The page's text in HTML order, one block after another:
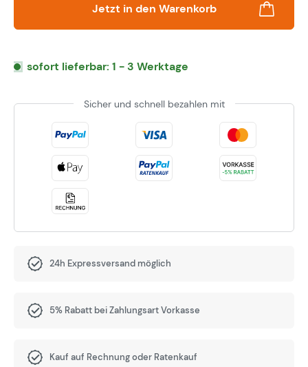
Jetzt in den Warenkorb
sofort lieferbar: 1 - 3 Werktage
Sicher und schnell bezahlen mit
24h Expressversand möglich
5% Rabatt bei Zahlungsart Vorkasse
Kauf auf Rechnung oder Ratenkauf